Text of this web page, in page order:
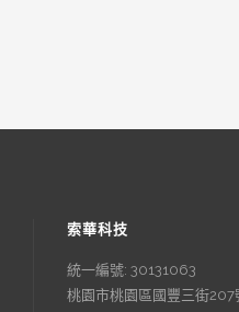
索華科技
統一編號: 30131063
桃園市桃園區國豐三街207